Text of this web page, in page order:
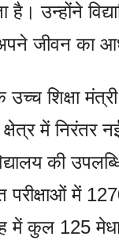
उन्होंने
जीवन का
शिक्षा
क्षेत्र में
की
में 1270
में कुल 125